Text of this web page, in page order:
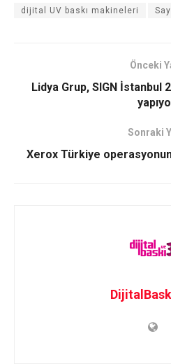
dijital UV baskı makineleri
Önceki
Lidya Grup, SIGN İstanbul
Sonraki
Xerox Türkiye